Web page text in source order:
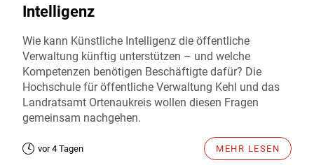
Intelligenz
Wie kann Künstliche Intelligenz die öffentliche
Verwaltung künftig unterstützen – und welche
Kompetenzen benötigen Beschäftigte dafür? Die
Hochschule für öffentliche Verwaltung Kehl und das
Landratsamt Ortenaukreis wollen diesen Fragen
gemeinsam nachgehen.
vor 4 Tagen MEHR LESEN